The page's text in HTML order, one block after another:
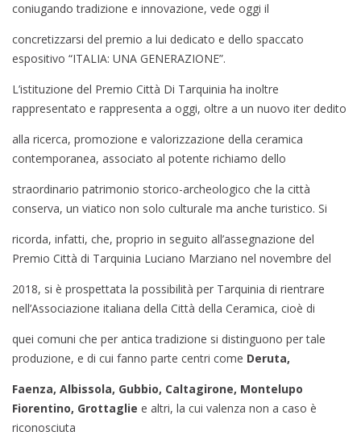
coniugando tradizione e innovazione, vede oggi il
concretizzarsi del premio a lui dedicato e dello spaccato
espositivo “ITALIA: UNA GENERAZIONE”.
L’istituzione del Premio Città Di Tarquinia ha inoltre
rappresentato e rappresenta a oggi, oltre a un nuovo iter dedito
alla ricerca, promozione e valorizzazione della ceramica
contemporanea, associato al potente richiamo dello
straordinario patrimonio storico-archeologico che la città
conserva, un viatico non solo culturale ma anche turistico. Si
ricorda, infatti, che, proprio in seguito all’assegnazione del
Premio Città di Tarquinia Luciano Marziano nel novembre del
2018, si è prospettata la possibilità per Tarquinia di rientrare
nell’Associazione italiana della Città della Ceramica, cioè di
quei comuni che per antica tradizione si distinguono per tale
produzione, e di cui fanno parte centri come Deruta,
Faenza, Albissola, Gubbio, Caltagirone, Montelupo
Fiorentino, Grottaglie e altri, la cui valenza non a caso è
riconosciuta